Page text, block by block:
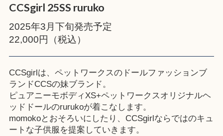
CCSgirl 25SS ruruko
2025年3月下旬発売予定
22,000円（税込）
CCSgirlは、ペットワークスのドールファッションブ
ランドCCSの妹ブランド。
ピュアニーモボディXS+ペットワークスオリジナルヘ
ッドドールのrurukoが着こなします。
momokoとおそろいにしたり、CCSgirlならではのキュ
ートな子供服を提案していきます。